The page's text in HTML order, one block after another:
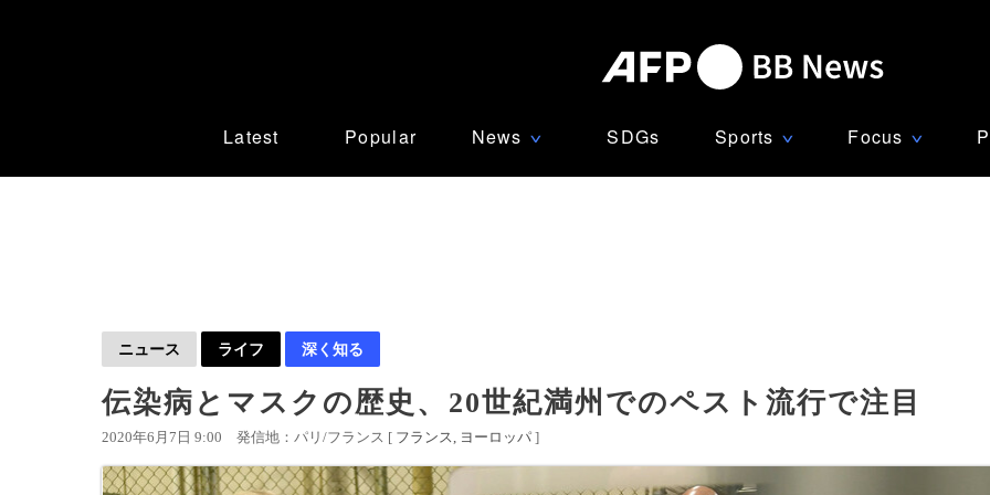
Latest Popular News ∨ SDGs Sports ∨ Focus ∨
ニュース ライフ 深く知る
伝染病とマスクの歴史、20世紀満州でのペスト流行で注目
2020年6月7日 9:00 発信地：パリ/フランス [ フランス ヨーロッパ ]